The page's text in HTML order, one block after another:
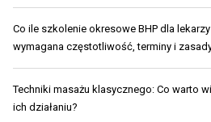
Co ile szkolenie okresowe BHP dla
wymagana częstotliwość, terminy i
Techniki masażu klasycznego: Co warto
ich działaniu?